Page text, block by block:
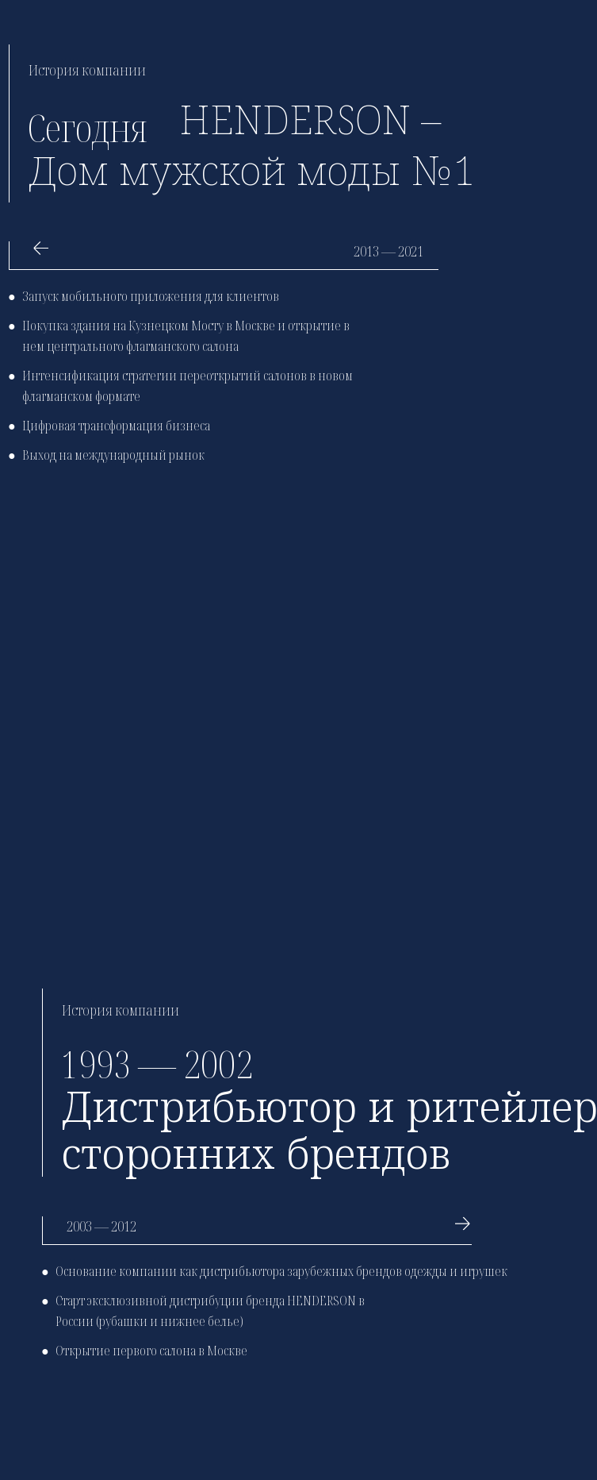
Сегодня
2013 — 2021
История компании
Дом мужской моды №1
● Запуск мобильного приложения для клиентов
● Интенсификация стратегии переоткрытий салонов в новом
флагманском формате
● Покупка здания на Кузнецком Мосту в Москве и открытие в
нем центрального флагманского салона
● Цифровая трансформация бизнеса
● Выход на международный рынок
HENDERSON –
1993 — 2002
2003 — 2012
История компании
Дистрибьютор и ритейлер
сторонних брендов
● Основание компании как дистрибьютора зарубежных брендов одежды и игрушек
● Открытие первого салона в Москве
● Старт эксклюзивной дистрибуции бренда HENDERSON в
России (рубашки и нижнее белье)